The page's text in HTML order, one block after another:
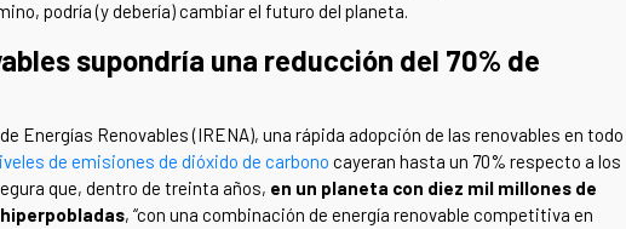
podría (y debería) cambiar el futuro del planeta.
supondría una reducción del 70% de
Energías Renovables (IRENA), una rápida adopción de las renovables en todo
de emisiones de dióxido de carbono cayeran hasta un 70% respecto a los
que, dentro de treinta años, en un planeta con diez mil millones de
, “con una combinación de energía renovable competitiva en